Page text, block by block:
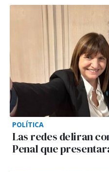
POLÍTICA
Las redes deliran
Penal que